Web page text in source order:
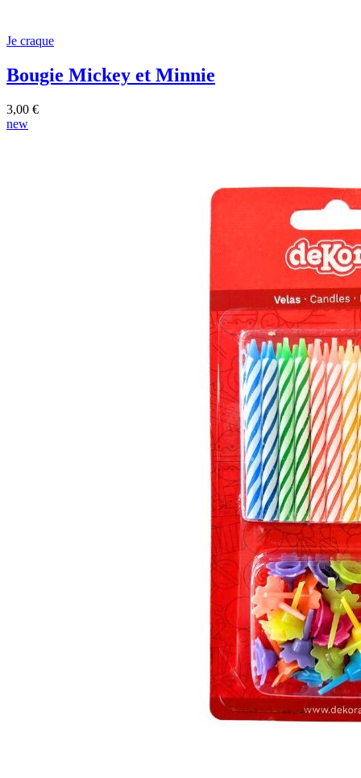
Je craque
Bougie Mickey et Minnie
3,00 €
new